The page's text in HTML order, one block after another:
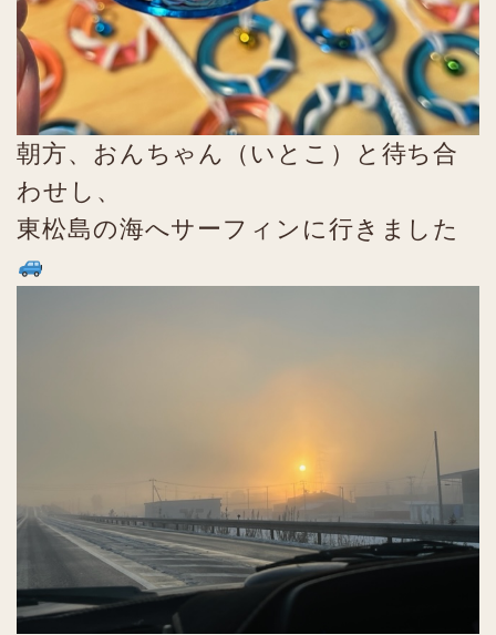
朝方、おんちゃん（いとこ）と待ち合
わせし、
東松島の海へサーフィンに行きました